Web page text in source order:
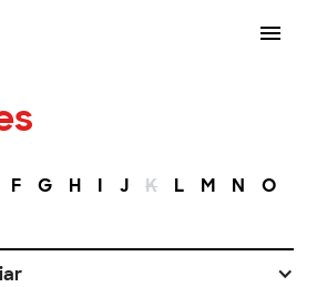
F G H I J K L M N O